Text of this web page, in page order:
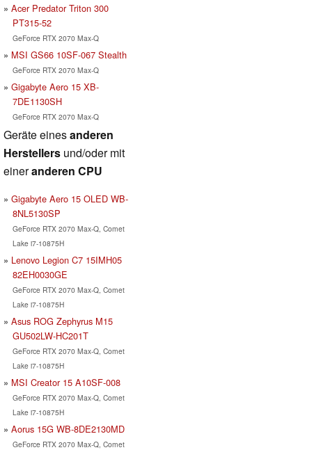
Acer Predator Triton 300
PT315-52
GeForce RTX 2070 Max-Q
MSI GS66 10SF-067 Stealth
GeForce RTX 2070 Max-Q
Gigabyte Aero 15 XB-
7DE1130SH
GeForce RTX 2070 Max-Q
Geräte einesanderen
Herstellers und/oder mit
eineranderen CPU
Gigabyte Aero 15 OLED WB-
8NL5130SP
GeForce RTX 2070 Max-Q, Comet
Lake i7-10875H
Lenovo Legion C7 15IMH05
82EH0030GE
GeForce RTX 2070 Max-Q, Comet
Lake i7-10875H
Asus ROG Zephyrus M15
GU502LW-HC201T
GeForce RTX 2070 Max-Q, Comet
Lake i7-10875H
MSI Creator 15 A10SF-008
GeForce RTX 2070 Max-Q, Comet
Lake i7-10875H
Aorus 15G WB-8DE2130MD
GeForce RTX 2070 Max-Q, Comet